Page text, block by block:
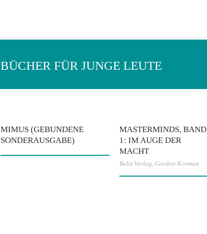
BÜCHER FÜR JUNGE LEUTE
MIMUS (GEBUNDENE
SONDERAUSGABE)
MASTERMINDS, BAND
1: IM AUGE DER
MACHT
Beltz Verlag, Gordon Korman